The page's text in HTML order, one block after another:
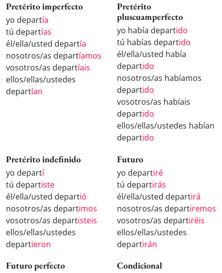
Pretérito imperfecto
yo departía
tú departías
él/ella/usted departía
nosotros/as departíamos
vosotros/as departíais
ellos/ellas/ustedes
departían
Pretérito
pluscuamperfecto
yo había departido
tú habías departido
él/ella/usted había
departido
nosotros/as habíamos
departido
vosotros/as habíais
departido
ellos/ellas/ustedes habían
departido
Pretérito indefinido
yo departí
tú departiste
él/ella/usted departió
nosotros/as departimos
vosotros/as departisteis
ellos/ellas/ustedes
departieron
Futuro
yo departiré
tú departirás
él/ella/usted departirá
nosotros/as departiremos
vosotros/as departiréis
ellos/ellas/ustedes
departirán
Futuro perfecto Condicional